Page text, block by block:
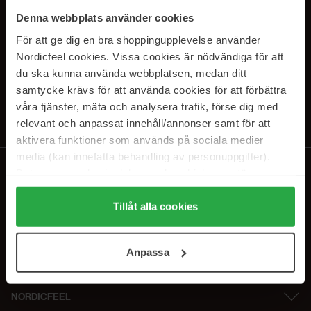
Denna webbplats använder cookies
För att ge dig en bra shoppingupplevelse använder
Nordicfeel cookies. Vissa cookies är nödvändiga för att
du ska kunna använda webbplatsen, medan ditt
samtycke krävs för att använda cookies för att förbättra
våra tjänster, mäta och analysera trafik, förse dig med
relevant och anpassat innehåll/annonser samt för att
aktivera funktioner som används på sociala medier
media (kan innefatta behandling av personuppgifter).
Genom att trycka på "Tillåt alla cookies" accepterar du
alla cookies, medan du under "Detaljer" kan anpassa
användningen av cookies. Du kan när som helst återkalla
samt vår Integritetspolicy.
Tillåt alla cookies
Anpassa
SUBSCRIBE TO OUR
NEWSLETTER
E-mail
Ved at abonnere accepterer du voresprivatlivspolitik. Afmeld til enhver
NORDICFEEL